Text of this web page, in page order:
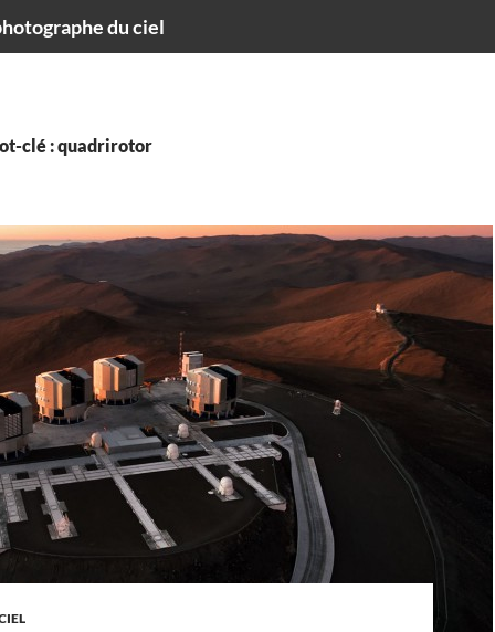
du ciel
clé : quadrirotor